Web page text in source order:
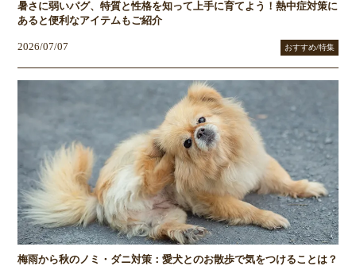
暑さに弱いパグ、特質と性格を知って上手に育てよう！熱中症対策に
あると便利なアイテムもご紹介
2026/07/07 おすすめ/特集
梅雨から秋のノミ・ダニ対策：愛犬とのお散歩で気をつけることは？